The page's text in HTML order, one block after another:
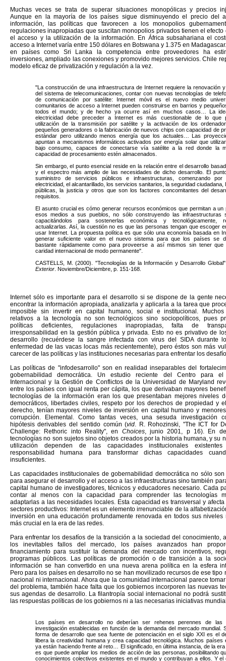
Muchas veces se trata de superar situaciones monopólicas y precios
Aunque en la mayoría de los países sigue disminuyendo el precio del
información, las políticas que favorecen a los monopolios
regulaciones inapropiadas que suscitan monopolios privados tienen el efecto
el acceso y la utilización de la información. En África subsahariana el
acceso a Internet varía entre 150 dólares en Botswana y 1.375 en
en países como Sri Lanka la competencia entre proveedores ha
inversiones, ampliado las conexiones y promovido mejores servicios. Chile
modelo eficaz de privatización y regulación a la vez.
"La construcción de una infraestructura de Internet requiere la renovación
del sistema de telecomunicaciones, contar con nuevas tecnologías de
de comunicación por satélite: Internet móvil es el nuevo medio
comunitarios de acceso a Internet pueden construirse en barrios y
todos el mundo; y de hecho ya ocurre así en muchos casos… La
electricidad debe preceder a Internet es más cuestionable de lo que
utilización de la transmisión por satélite y la activación de los
pequeños generadores o la fabricación de nuevos chips con capacidad de
estándar pero utilizando menos energía que los actuales… Las
apuntan a mecanismos informáticos activados por energía solar que
bajo consumo, capaces de conectarse vía satélite a la red donde la
capacidad de procesamiento estén almacenados.
Sin embargo, el punto esencial reside en la relación entre el desarrollo
y el espectro más amplio de las necesidades de dicho desarrollo. El
suministro de servicios públicos e infraestructuras, comenzando
electricidad, el alcantarillado, los servicios sanitarios, la seguridad ciudadana,
públicas, la justicia y otros que son los factores concomitantes del
requisitos.
El asunto crucial es cómo generar recursos económicos que permitan a un
esos medios a sus pueblos, no sólo construyendo las infraestructuras
capacitándolos para sostenerlas económica y tecnológicamente,
actualizarlas. Así, la cuestión no es que las personas tengan que escoger
usar Internet. La propuesta política es que sólo una economía basada en
generar suficiente valor en el nuevo sistema para que los países se
bastante rápidamente como para proveerse a así mismos sin tener
caridad internacional de modo permanente".
CASTELLS, M. (2000).
"Tecnologías de la Información y Desarrollo
Exterior . Noviembre/Diciembre, p. 151-168.
Internet sólo es importante para el desarrollo si se dispone de la gente
encontrar la información apropiada, analizarla y aplicarla a la tarea que
imposible sin invertir en capital humano, social e institucional. Muchos
relativos a la tecnología no son tecnológicos sino sociopolíticos, pues
políticas deficientes, regulaciones inapropiadas, falta de
irresponsabilidad en la gestión pública y privada. Esto no es privativo de
desarrollo (recuérdese la sangre infectada con virus del SIDA durante
enfermedad de las vacas locas más recientemente), pero éstos son más
carecer de las políticas y las instituciones necesarias para enfrentar los
Las políticas de "infodesarrollo" son en realidad inseparables del
gobernabilidad democrática. Un estudio reciente del Centro para el
Internacional y la Gestión de Conflictos de la Universidad de Maryland
entre los países con igual renta per cápita, los que derivaban mayores
tecnologías de la información eran los que presentaban mejores niveles
democráticos, libertades civiles, respeto por los derechos de propiedad y
derecho, tenían mayores niveles de inversión en capital humano y
corrupción. Elemental. Como tantas veces, una sesuda investigación
hipótesis derivables del sentido común (vid. R. Rohozinski, "The ICT for
Challenge: Rethoric into Reality", en Choices, junio 2001, p 16). En
tecnologías no son sujetos sino objetos creados por la historia humana, y su
utilización dependen de las capacidades institucionales
responsabilidad humana para transformar dichas capacidades
insuficientes.
Las capacidades institucionales de gobernabilidad democrática no sólo
para asegurar el desarrollo y el acceso a las infraestructuras sino también
capital humano de investigadores, técnicos y educadores necesario. Cada
contar al menos con la capacidad para comprender las tecnologías
adaptarlas a las necesidades locales. Esta capacidad es transversal y
sectores productivos: Internet es un elemento irrenunciable de la
inversión en una educación profundamente renovada en todos sus niveles
más crucial en la era de las redes.
Para enfrentar los desafíos de la transición a la sociedad del conocimiento,
los inevitables fallos del mercado, los países avanzados han
financiamiento para sustituir la demanda del mercado con incentivos,
programas públicos. Las políticas de promoción o de transición a la
información se han convertido en una nueva arena política en la esfera
Pero para los países en desarrollo no se han movilizado recursos de ese tipo
nacional ni internacional. Ahora que la comunidad internacional parece
del problema, también hace falta que los gobiernos incorporen las nuevas
sus agendas de desarrollo. La filantropía social internacional no podrá
las respuestas políticas de los gobiernos ni a las necesarias iniciativas
Los países en desarrollo no deberían ser rehenes perennes de las
investigación establecidas en función de la demanda del mercado mundial.
forma de desarrollo que sea fuente de potenciación en el siglo XXI es el
libera la creatividad humana y crea capacidad tecnológica. Muchos países
ya están haciendo frente al reto… El significado, en última instancia, de la
es que puede ampliar los medios de acción de las personas, posibilitando
conocimientos colectivos existentes en el mundo y contribuyan a ellos. Y el